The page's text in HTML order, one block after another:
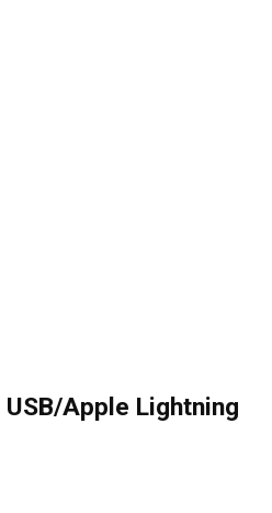
Apple Lightning